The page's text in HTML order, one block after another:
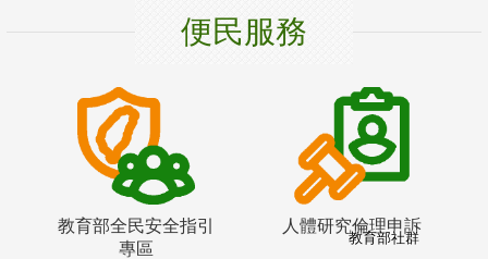
便民服務
教育部全民安全指引
專區
人體研究倫理申訴
教育部社群